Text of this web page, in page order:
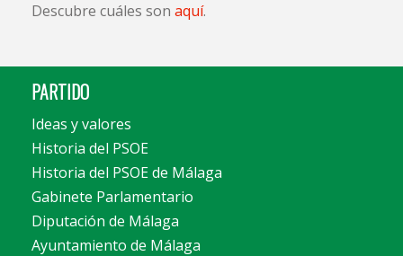
Descubre cuáles son aquí.
PARTIDO
Ideas y valores
Historia del PSOE
Historia del PSOE de Málaga
Gabinete Parlamentario
Diputación de Málaga
Ayuntamiento de Málaga